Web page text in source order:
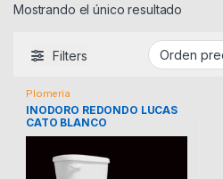
Mostrando el único resultado
Filters
Plomeria
INODORO REDONDO LUCAS
CATO BLANCO